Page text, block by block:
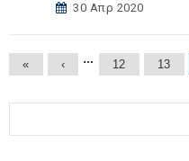
30 Απρ 2020
Σελίδες
« ‹ … 12 13